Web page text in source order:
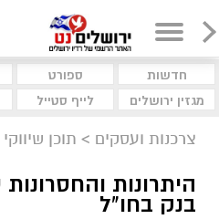
חדשות ספורט
מגזין ירושלים
לייף סטייל
צרכנות ועסקים > תוכן שיווקי
היתרונות
בנק בחו"ל